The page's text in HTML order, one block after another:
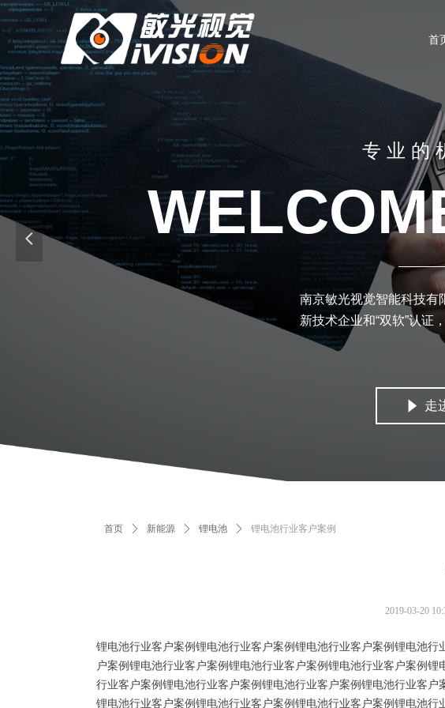
首
首页 ꄲ 新能源 ꄲ 锂电池 ꄲ 锂电池行业客户案例
锂电池行业客户案例锂电池行业客户案例锂电池行业客户案例锂电池
户案例锂电池行业客户案例锂电池行业客户案例锂电池行业客户案例
行业客户案例锂电池行业客户案例锂电池行业客户案例锂电池行业客
锂电池行业客户案例锂电池行业客户案例锂电池行业客户案例锂电池
2019-03-20
념 走
专 业 的
南京敏光视觉智能科技有
新技术企业和“双软”认证
넳